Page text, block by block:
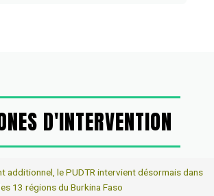
D'INTERVENTION
additionnel, le PUDTR intervient désormais dans
13 régions du Burkina Faso